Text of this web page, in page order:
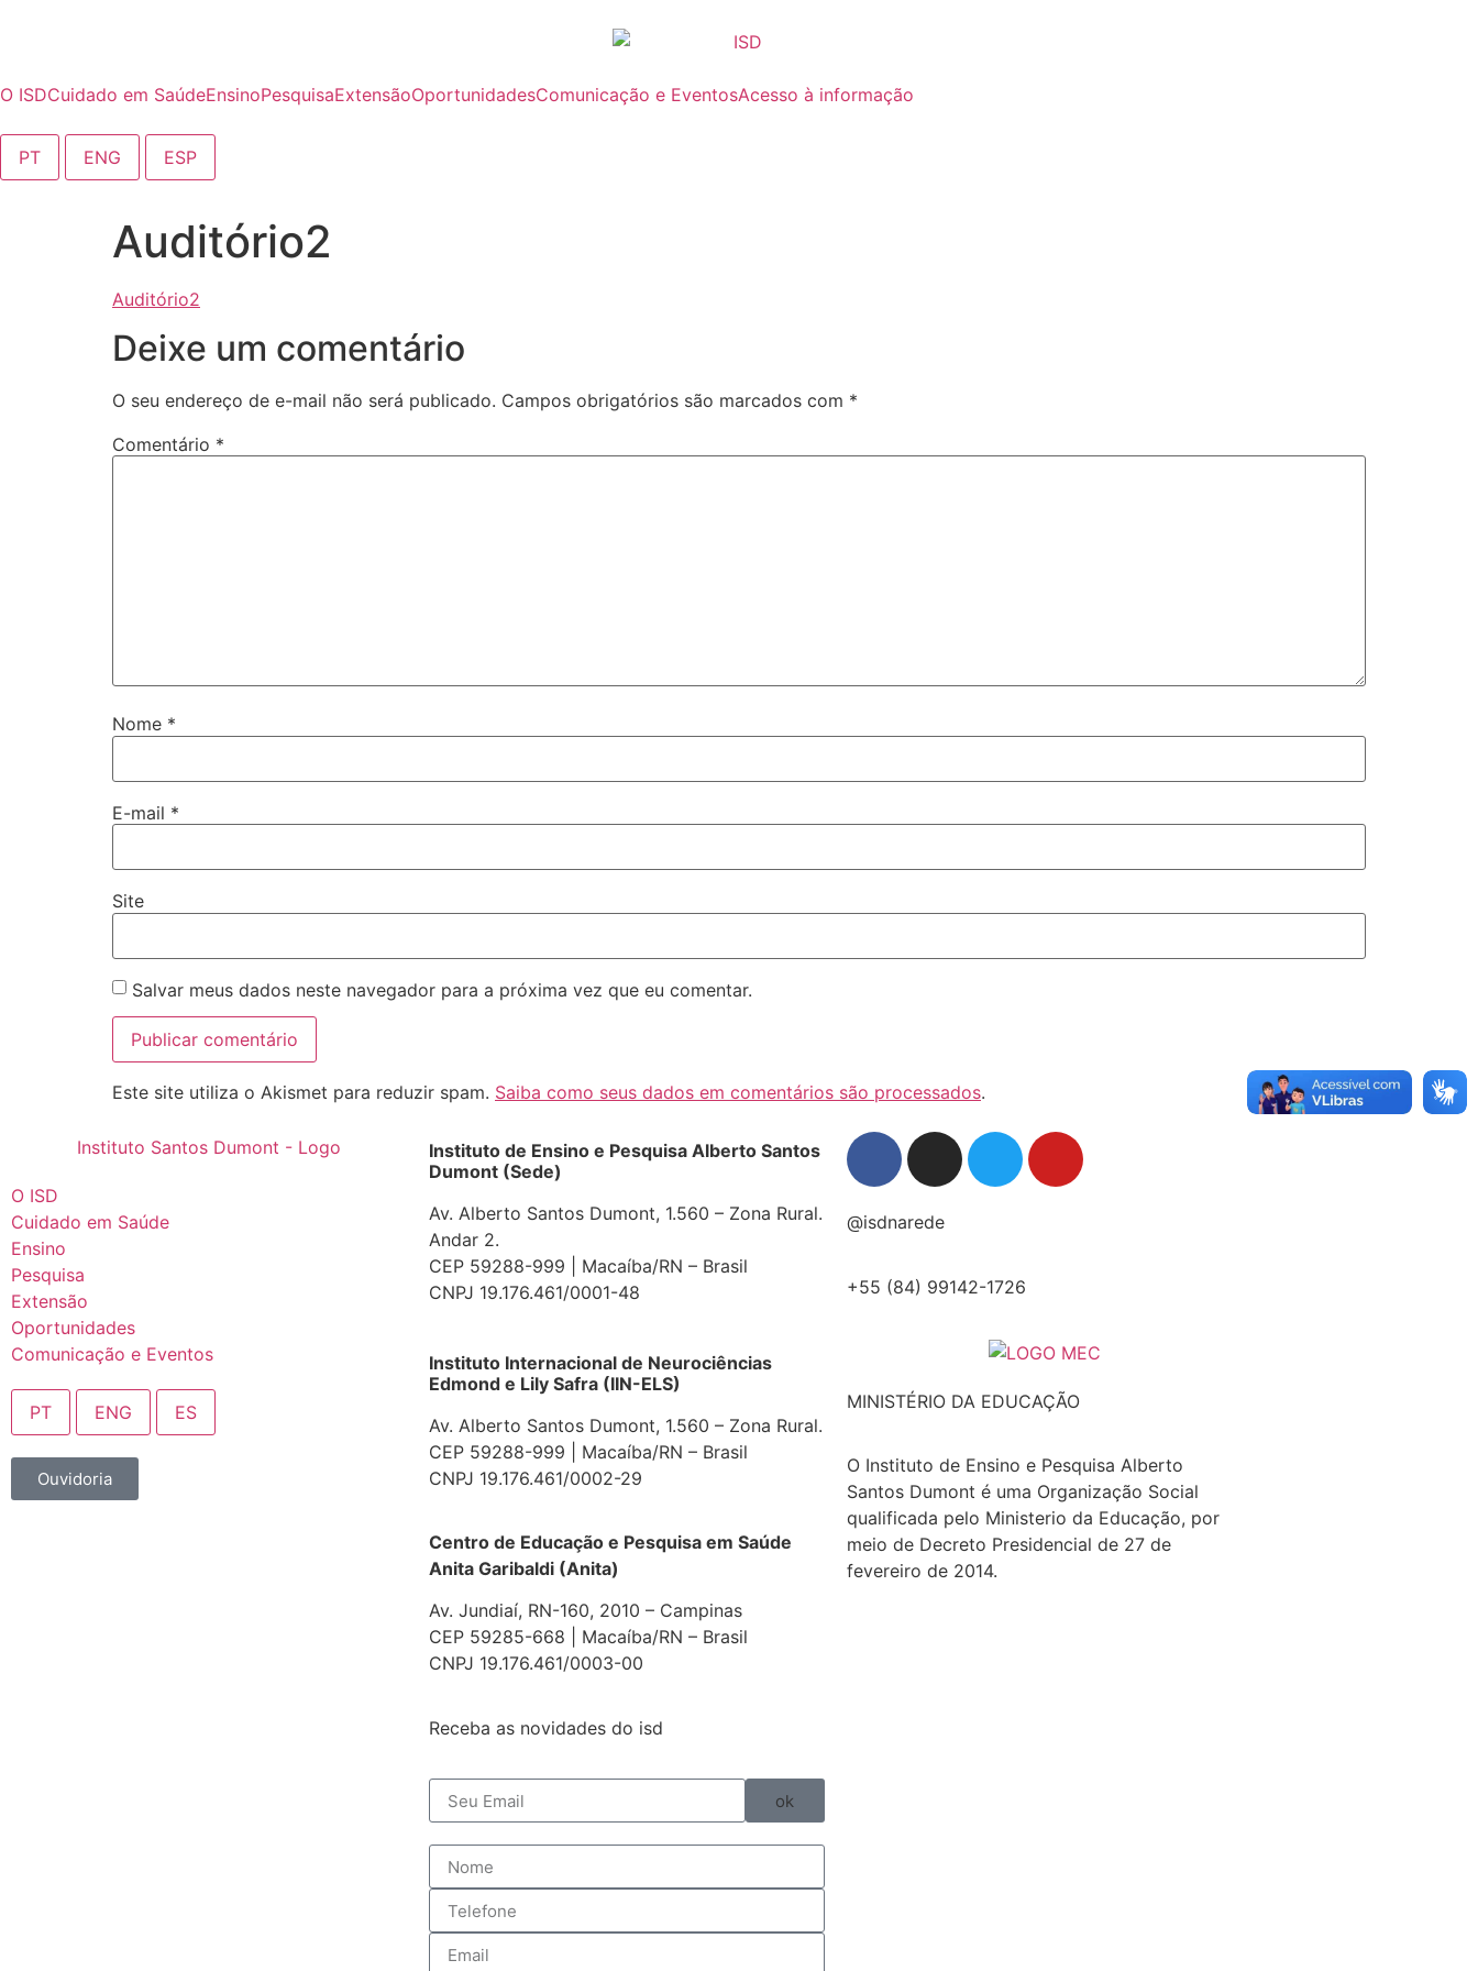
O ISDCuidado em SaúdeEnsinoPesquisaExtensãoOportunidadesComunicação e EventosAcesso à informação
PT ENG ESP
Auditório2
Auditório2
Deixe um comentário
O seu endereço de e-mail não será publicado. Campos obrigatórios são marcados com *
Comentário *
Nome *
E-mail *
Site
Salvar meus dados neste navegador para a próxima vez que eu comentar.
Este site utiliza o Akismet para reduzir spam. Saiba como seus dados em comentários são processados.
O ISD
Cuidado em Saúde
Ensino
Pesquisa
Extensão
Oportunidades
Comunicação e Eventos
PT ENG ES
Ouvidoria
Instituto de Ensino e Pesquisa Alberto Santos
Dumont (Sede)
Av. Alberto Santos Dumont, 1.560 – Zona Rural.
Andar 2.
CEP 59288-999 | Macaíba/RN – Brasil
CNPJ 19.176.461/0001-48
Instituto Internacional de Neurociências
Edmond e Lily Safra (IIN-ELS)
Av. Alberto Santos Dumont, 1.560 – Zona Rural.
CEP 59288-999 | Macaíba/RN – Brasil
CNPJ 19.176.461/0002-29
Centro de Educação e Pesquisa em Saúde
Anita Garibaldi (Anita)
Av. Jundiaí, RN-160, 2010 – Campinas
CEP 59285-668 | Macaíba/RN – Brasil
CNPJ 19.176.461/0003-00
Receba as novidades do isd
ok
@isdnarede
+55 (84) 99142-1726
MINISTÉRIO DA EDUCAÇÃO
O Instituto de Ensino e Pesquisa Alberto
Santos Dumont é uma Organização Social
qualificada pelo Ministerio da Educação, por
meio de Decreto Presidencial de 27 de
fevereiro de 2014.